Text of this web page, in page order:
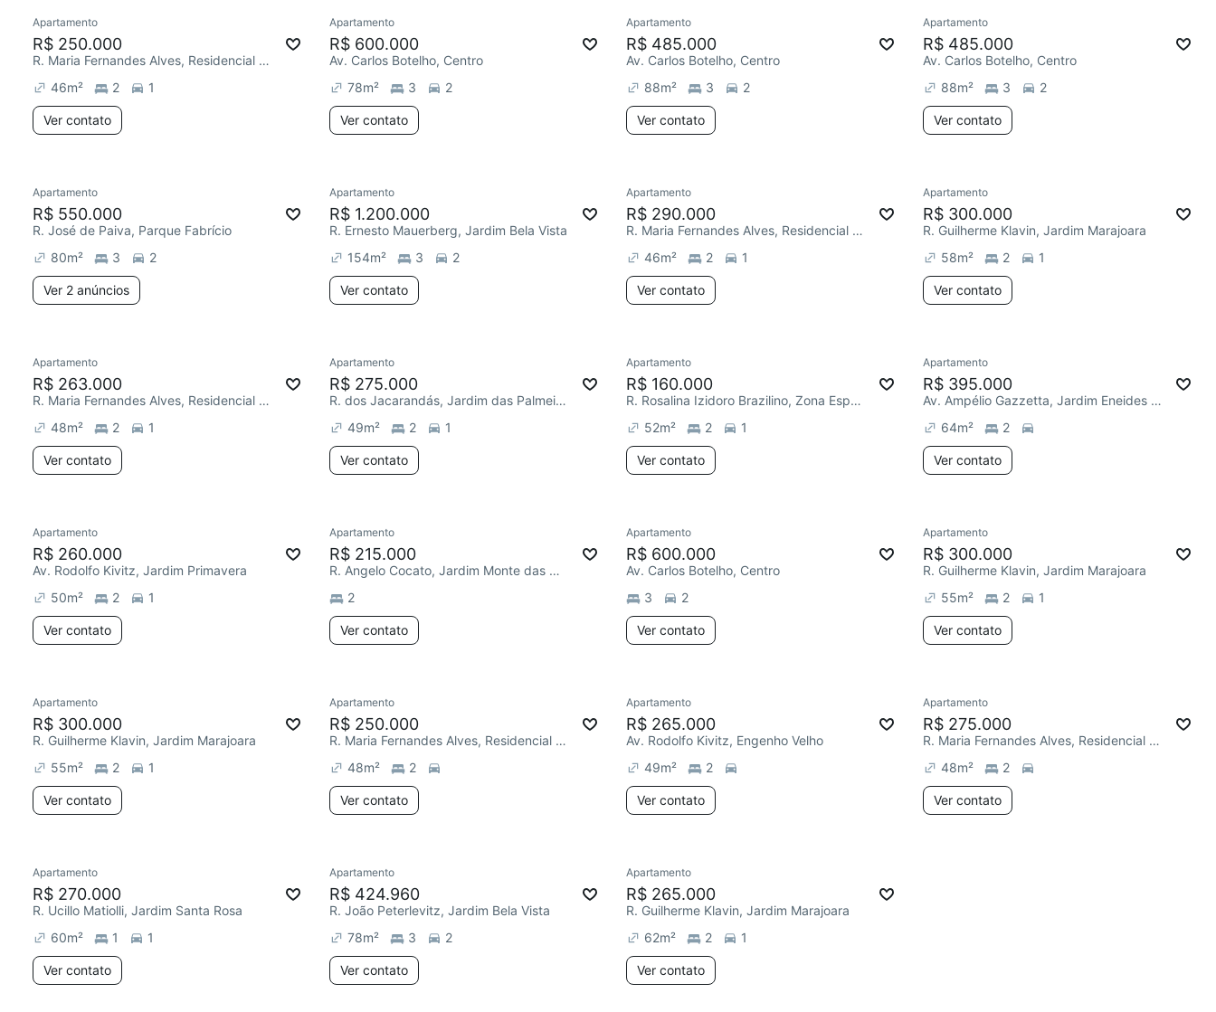
Redecorar
Apartamento
R$ 250.000
R. Maria Fernandes Alves, Residencial Jardim dos Ipês
46m² 2 1
Ver contato
Apartamento
R$ 600.000
Av. Carlos Botelho, Centro
78m² 3 2
Ver contato
Apartamento
R$ 485.000
Av. Carlos Botelho, Centro
88m² 3 2
Ver contato
Apartamento
R$ 485.000
Av. Carlos Botelho, Centro
88m² 3 2
Ver contato
Apartamento
R$ 550.000
R. José de Paiva, Parque Fabrício
80m² 3 2
Ver 2 anúncios
Apartamento
R$ 1.200.000
R. Ernesto Mauerberg, Jardim Bela Vista
154m² 3 2
Ver contato
Apartamento
R$ 290.000
R. Maria Fernandes Alves, Residencial Jardim dos Ipês
46m² 2 1
Ver contato
Apartamento
R$ 300.000
R. Guilherme Klavin, Jardim Marajoara
58m² 2 1
Ver contato
Apartamento
R$ 263.000
R. Maria Fernandes Alves, Residencial Jardim dos Ipês
48m² 2 1
Ver contato
Apartamento
R$ 275.000
R. dos Jacarandás, Jardim das Palmeiras I
49m² 2 1
Ver contato
Apartamento
R$ 160.000
R. Rosalina Izidoro Brazilino, Zona Especial de Interesse Social (ZEIS)
52m² 2 1
Ver contato
Apartamento
R$ 395.000
Av. Ampélio Gazzetta, Jardim Eneides Residencial
64m² 2
Ver contato
Apartamento
R$ 260.000
Av. Rodolfo Kivitz, Jardim Primavera
50m² 2 1
Ver contato
Apartamento
R$ 215.000
R. Angelo Cocato, Jardim Monte das Oliveiras
2
Ver contato
Apartamento
R$ 600.000
Av. Carlos Botelho, Centro
3
2
Ver contato
Apartamento
R$ 300.000
R. Guilherme Klavin, Jardim Marajoara
55m² 2 1
Ver contato
Apartamento
R$ 300.000
R. Guilherme Klavin, Jardim Marajoara
55m² 2 1
Ver contato
Apartamento
R$ 250.000
R. Maria Fernandes Alves, Residencial Jardim dos Ipês
48m² 2
Ver contato
Apartamento
R$ 265.000
Av. Rodolfo Kivitz, Engenho Velho
49m² 2
Ver contato
Apartamento
R$ 275.000
R. Maria Fernandes Alves, Residencial Jardim dos Ipês
48m² 2
Ver contato
Apartamento
R$ 270.000
R. Ucillo Matiolli, Jardim Santa Rosa
60m² 1 1
Ver contato
Apartamento
R$ 424.960
R. João Peterlevitz, Jardim Bela Vista
78m² 3 2
Ver contato
Apartamento
R$ 265.000
R. Guilherme Klavin, Jardim Marajoara
62m² 2 1
Ver contato